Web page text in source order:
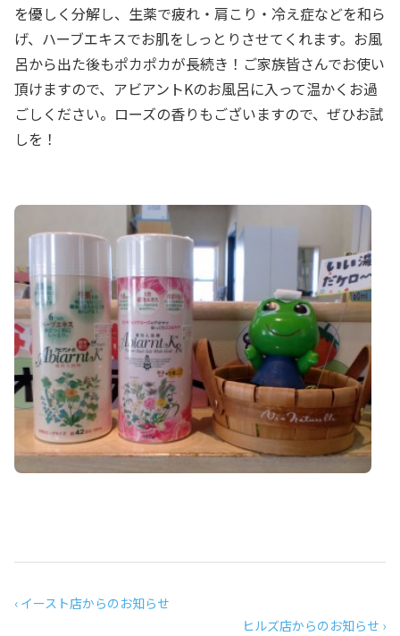
を優しく分解し、生薬で疲れ・肩こり・冷え症などを和ら
げ、ハーブエキスでお肌をしっとりさせてくれます。お風
呂から出た後もポカポカが長続き！ご家族皆さんでお使い
頂けますので、アビアントKのお風呂に入って温かくお過
ごしください。ローズの香りもございますので、ぜひお試
しを！
‹ イースト店からのお知らせ
ヒルズ店からのお知らせ ›